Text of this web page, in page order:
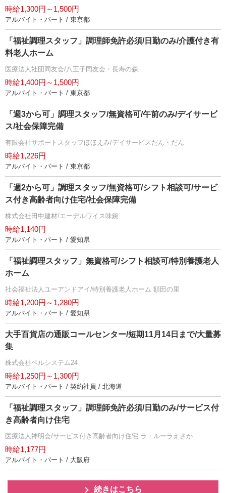
時給1,300円～1,500円
アルバイト・パート / 東京都
「福祉調理スタッフ」調理師免許必須/日勤のみ/介護付き有
料老人ホーム
医療法人社団同友会/八王子同友会・長寿の森
時給1,400円～1,500円
アルバイト・パート / 東京都
「週3から可」調理スタッフ/無資格可/午前のみ/デイサービ
ス/社会保障完備
有限会社サポートスタッフほほえみ/デイサービスだん・だん
時給1,226円
アルバイト・パート / 東京都
「週2から可」調理スタッフ/無資格可/シフト相談可/サービ
ス付き高齢者向け住宅/社会保障完備
株式会社田中建材/エーデルワイス味鋺
時給1,140円
アルバイト・パート / 愛知県
「福祉調理スタッフ」無資格可/シフト相談可/特別養護老人
ホーム
社会福祉法人ユーアンドアイ/特別養護老人ホーム 額田の里
時給1,200円～1,280円
アルバイト・パート / 愛知県
大手百貨店の通販コールセンター/短期11月14日まで/大量募
集
株式会社ベルシステム24
時給1,250円～1,300円
アルバイト・パート / 契約社員 / 北海道
「福祉調理スタッフ」調理師免許必須/日勤のみ/サービス付
き高齢者向け住宅
医療法人神明会/サービス付き高齢者向け住宅 ラ・ルーラえさか
時給1,177円
アルバイト・パート / 大阪府
続きはこちら